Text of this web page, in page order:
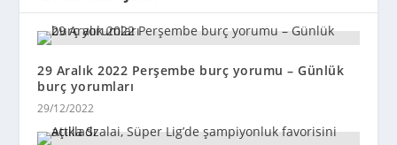
29 Aralık 2022 Perşembe burç yorumu – Günlük
burç yorumları
29/12/2022